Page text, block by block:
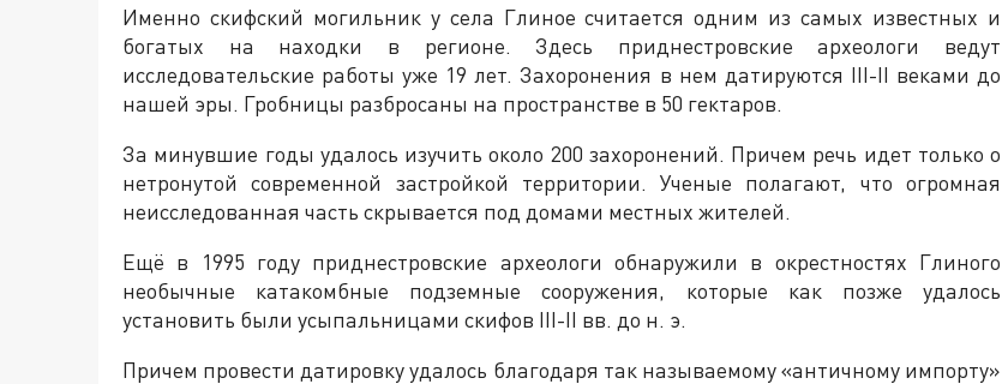
Именно скифский могильник у села Глиное считается одним из самых известных и
богатых на находки в регионе. Здесь приднестровские археологи ведут
исследовательские работы уже 19 лет. Захоронения в нем датируются III-II веками до
нашей эры. Гробницы разбросаны на пространстве в 50 гектаров.
За минувшие годы удалось изучить около 200 захоронений. Причем речь идет только о
нетронутой современной застройкой территории. Ученые полагают, что огромная
неисследованная часть скрывается под домами местных жителей.
Ещё в 1995 году приднестровские археологи обнаружили в окрестностях Глиного
необычные катакомбные подземные сооружения, которые как позже удалось
установить были усыпальницами скифов III-II вв. до н. э.
Причем провести датировку удалось благодаря так называемому «античному импорту»